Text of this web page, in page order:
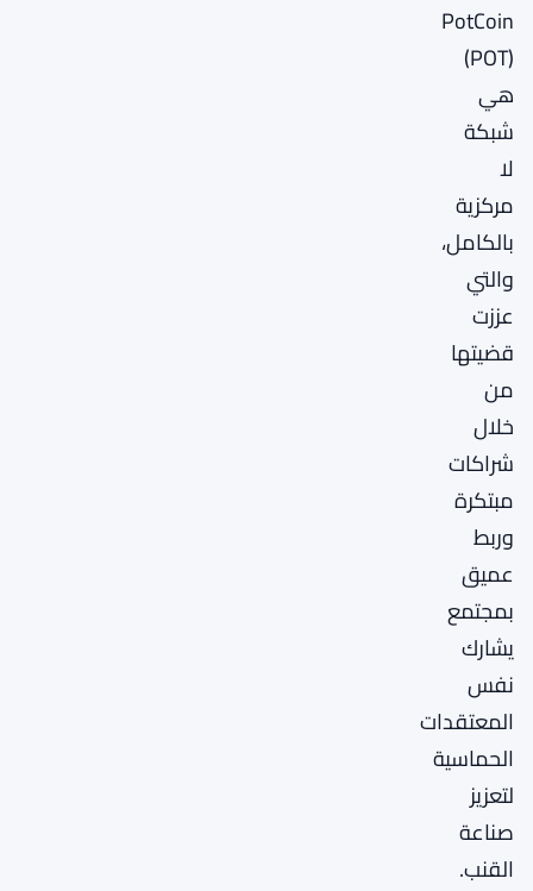
PotCoin
(POT)
هي
شبكة
لا
مركزية
بالكامل،
والتي
عززت
قضيتها
من
خلال
شراكات
مبتكرة
وربط
عميق
بمجتمع
يشارك
نفس
المعتقدات
الحماسية
لتعزيز
صناعة
القنب.